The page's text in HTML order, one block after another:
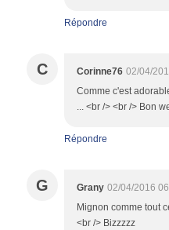
Répondre
C Corinne76 02/04/
Comme c'est
... <br /> <br /> Bon
Répondre
G Grany 02/04/2016
Mignon comme tout
<br /> Bizzzzz